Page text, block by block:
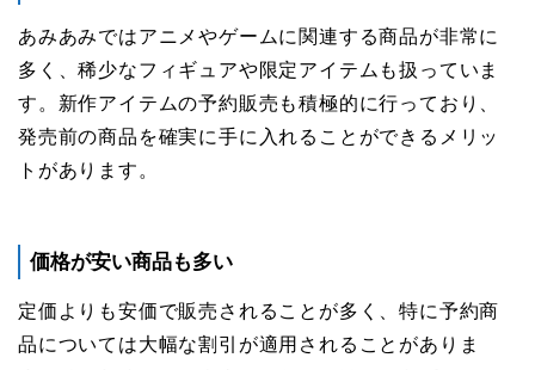
あみあみではアニメやゲームに関連する商品が非常に
多く、稀少なフィギュアや限定アイテムも扱っていま
す。新作アイテムの予約販売も積極的に行っており、
発売前の商品を確実に手に入れることができるメリッ
トがあります。
価格が安い商品も多い
定価よりも安価で販売されることが多く、特に予約商
品については大幅な割引が適用されることがありま